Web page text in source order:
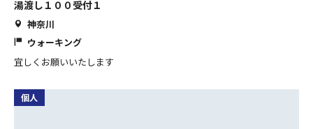
湯渡し１００受付１
神奈川
ウォーキング
宜しくお願いいたします
個人